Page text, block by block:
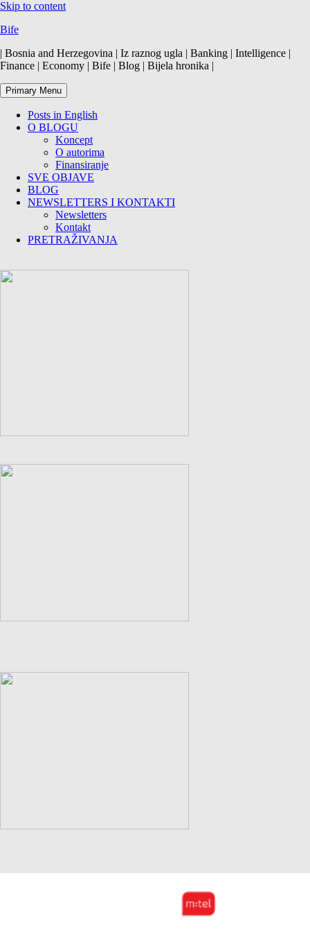
Skip to content
Bife
| Bosnia and Herzegovina | Iz raznog ugla | Banking | Intelligence |
Finance | Economy | Bife | Blog | Bijela hronika |
Primary Menu
Posts in English
O BLOGU
Koncept
O autorima
Finansiranje
SVE OBJAVE
BLOG
NEWSLETTERS I KONTAKTI
Newsletters
Kontakt
PRETRAŽIVANJA